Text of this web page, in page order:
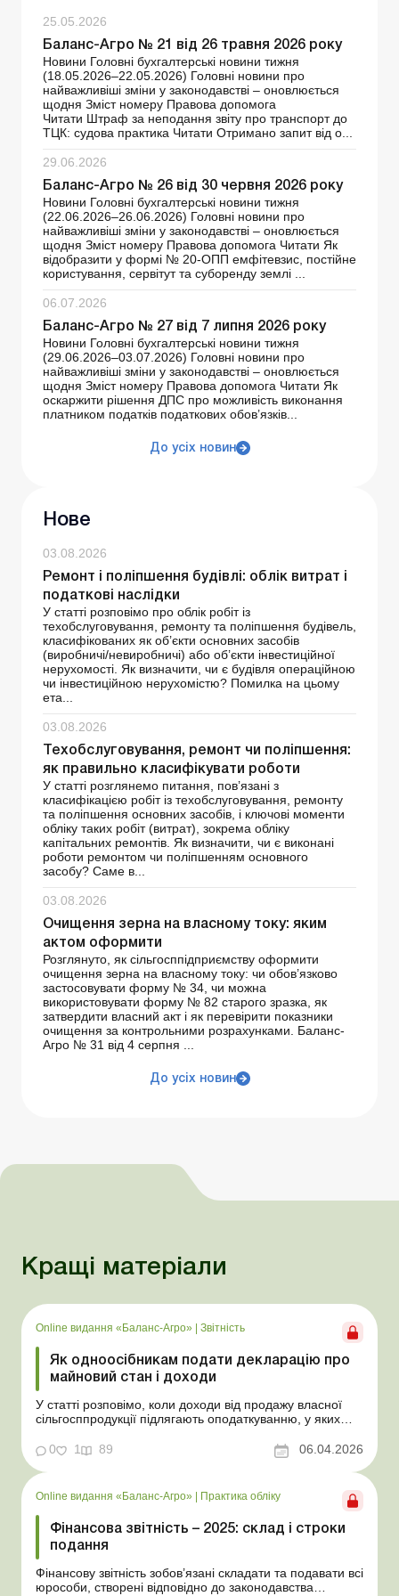
25.05.2026
Баланс-Агро № 21 від 26 травня 2026 року
Новини Головні бухгалтерські новини тижня
(18.05.2026–22.05.2026) Головні новини про
найважливіші зміни у законодавстві – оновлюється
щодня Зміст номеру Правова допомога
Читати Штраф за неподання звіту про транспорт до
ТЦК: судова практика Читати Отримано запит від о...
29.06.2026
Баланс-Агро № 26 від 30 червня 2026 року
Новини Головні бухгалтерські новини тижня
(22.06.2026–26.06.2026) Головні новини про
найважливіші зміни у законодавстві – оновлюється
щодня Зміст номеру Правова допомога Читати Як
відобразити у формі № 20-ОПП емфітевзис, постійне
користування, сервітут та суборенду землі ...
06.07.2026
Баланс-Агро № 27 від 7 липня 2026 року
Новини Головні бухгалтерські новини тижня
(29.06.2026–03.07.2026) Головні новини про
найважливіші зміни у законодавстві – оновлюється
щодня Зміст номеру Правова допомога Читати Як
оскаржити рішення ДПС про можливість виконання
платником податків податкових обов’язків...
До усіх новин
Нове
03.08.2026
Ремонт і поліпшення будівлі: облік витрат і
податкові наслідки
У статті розповімо про облік робіт із
техобслуговування, ремонту та поліпшення будівель,
класифікованих як об’єкти основних засобів
(виробничі/невиробничі) або об’єкти інвестиційної
нерухомості. Як визначити, чи є будівля операційною
чи інвестиційною нерухомістю? Помилка на цьому
ета...
03.08.2026
Техобслуговування, ремонт чи поліпшення:
як правильно класифікувати роботи
У статті розглянемо питання, пов’язані з
класифікацією робіт із техобслуговування, ремонту
та поліпшення основних засобів, і ключові моменти
обліку таких робіт (витрат), зокрема обліку
капітальних ремонтів. Як визначити, чи є виконані
роботи ремонтом чи поліпшенням основного
засобу? Саме в...
03.08.2026
Очищення зерна на власному току: яким
актом оформити
Розглянуто, як сільгосппідприємству оформити
очищення зерна на власному току: чи обов’язково
застосовувати форму № 34, чи можна
використовувати форму № 82 старого зразка, як
затвердити власний акт і як перевірити показники
очищення за контрольними розрахунками. Баланс-
Агро № 31 від 4 серпня ...
До усіх новин
Кращі матеріали
Online видання «Баланс-Агро» Звітність
Як одноосібникам подати декларацію про
майновий стан і доходи
У статті розповімо, коли доходи від продажу власної
сільгосппродукції підлягають оподаткуванню, у яких
як визначити й задекларувати оподатковуваний дохід.
Баланс-Агро № 14 від 7 квітня 2026 року На практиці
фізособи, які самостійно обробляют...
0 1 89 06.04.2026
Online видання «Баланс-Агро» | Практика обліку
Фінансова звітність – 2025: склад і строки
подання
Фінансову звітність зобов’язані складати та подавати всі
юрособи, створені відповідно до законодавства